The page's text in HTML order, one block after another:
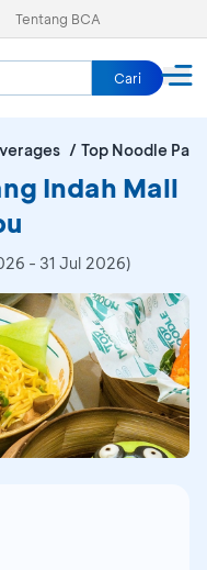
Tentang BCA
Cari
Top Noodle
Indah Mall
- 31 Jul 2026)